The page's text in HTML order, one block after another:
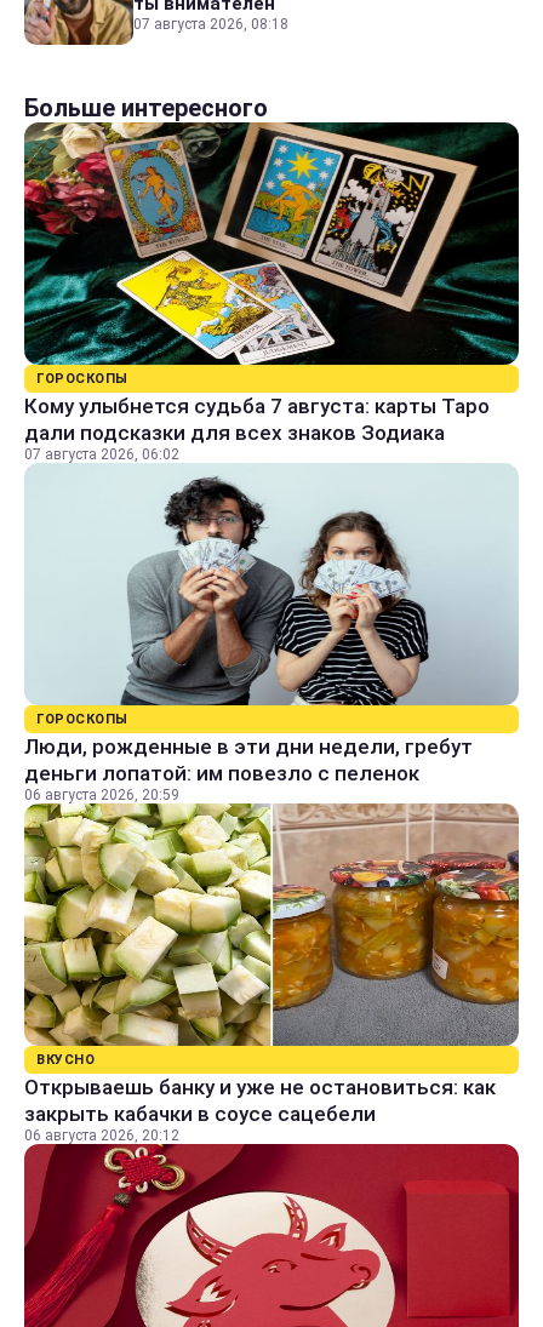
07 августа 2026, 08:18
Больше интересного
ГОРОСКОПЫ
Кому улыбнется судьба 7 августа: карты Таро
дали подсказки для всех знаков Зодиака
07 августа 2026, 06:02
ГОРОСКОПЫ
Люди, рожденные в эти дни недели, гребут
деньги лопатой: им повезло с пеленок
06 августа 2026, 20:59
ВКУСНО
Открываешь банку и уже не остановиться: как
закрыть кабачки в соусе сацебели
06 августа 2026, 20:12